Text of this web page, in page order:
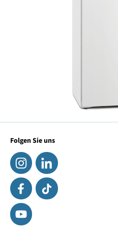
Folgen Sie uns